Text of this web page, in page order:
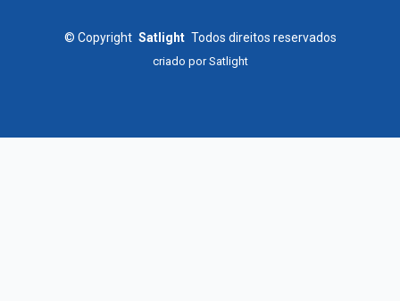
© Copyright Satlight Todos direitos reservados
criado porSatlight